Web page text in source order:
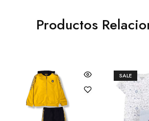
Productos
SALE